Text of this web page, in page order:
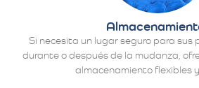
Si necesita un lugar seguro para sus
durante o después de la mudanza,
almacenamiento flexibles